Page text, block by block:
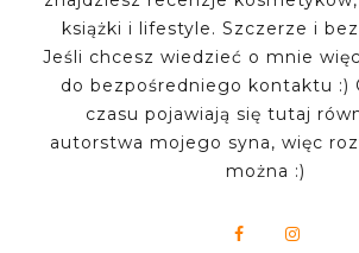
książki i lifestyle. Szczerze i
Jeśli chcesz wiedzieć o mnie
do bezpośredniego kontaktu :)
czasu pojawiają się tutaj
autorstwa mojego syna, więc
można :)